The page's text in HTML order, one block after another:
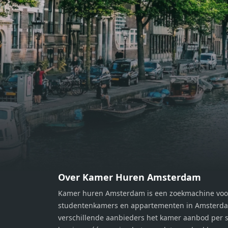
bereiden van heerlijke maaltijden.
Vanuit de woonkamer stap je zo het
balkon op, waar je kunt genieten
van een prachtig uitzicht en een
moment van rust. De woning
beschikt over twee comfortabele
slaapkamers van respectievelijk 12,1
m² en 8 m². Beide kamers bieden tal
van mogelijkheden, zoals een fijne
werkplek, een logeerkamer of een
persoonlijke slaapkamer. De
gemak en privacy. Gelegen in een
Zaandam, bevindt de woning zich
op een perfecte locatie. Winkels,
openbaar vervoer en uitvalswegen
van
m²
van
op
Over Kamer Huren Amsterdam
Kamer huren Amsterdam is een zoekmachine
studentenkamers en appartementen in
verschillende aanbieders het kamer aanbod per